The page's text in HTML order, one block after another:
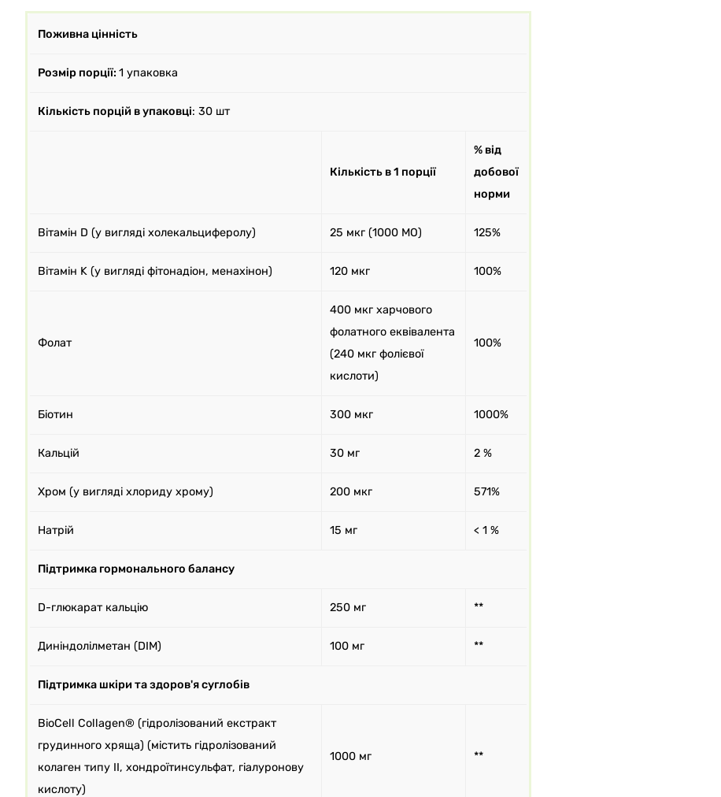
Поживна цінність
Розмір порції: 1 упаковка
Кількість порцій в упаковці: 30 шт
Кількість в 1 порції
% від
добової
норми
Вітамін D (у вигляді холекальциферолу) 25 мкг (1000 МО) 125%
Вітамін K (у вигляді фітонадіон, менахінон) 120 мкг 100%
Фолат
400 мкг харчового
фолатного еквівалента
(240 мкг фолієвої
кислоти)
100%
Біотин 300 мкг 1000%
Кальцій 30 мг 2 %
Хром (у вигляді хлориду хрому) 200 мкг 571%
Натрій 15 мг < 1 %
Підтримка гормонального балансу
D-глюкарат кальцію 250 мг **
Диніндолілметан (DIM) 100 мг **
Підтримка шкіри та здоров'я суглобів
BioCell Collagen® (гідролізований екстракт
грудинного хряща) (містить гідролізований
колаген типу II, хондроїтинсульфат, гіалуронову
кислоту)
1000 мг **